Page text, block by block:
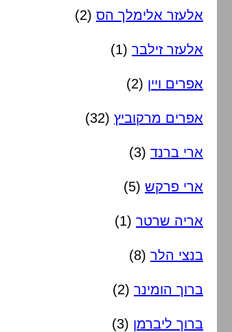
אלעזר אלימלך הס (2)
אלעזר זילבר (1)
אפרים ויין (2)
אפרים מרקוביץ (32)
ארי ברנד (3)
ארי פרקש (5)
אריה שרטר (1)
בנצי הלר (8)
ברוך הומינר (2)
ברוך ליברמן (3)